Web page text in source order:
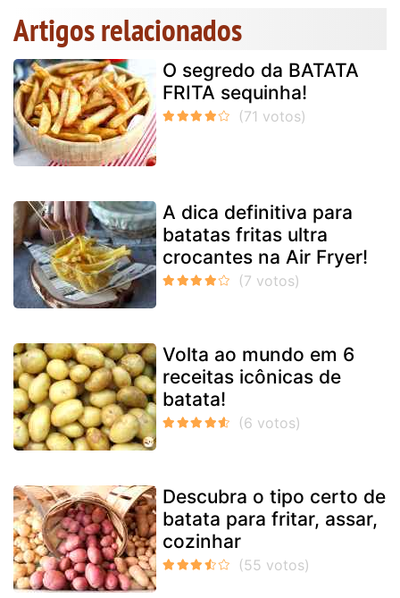
Artigos relacionados
O segredo da BATATA
FRITA sequinha!
A dica definitiva para
batatas fritas ultra
crocantes na Air Fryer!
Volta ao mundo em 6
receitas icônicas de
batata!
Descubra o tipo certo de
batata para fritar, assar,
cozinhar